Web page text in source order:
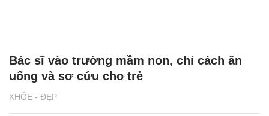
KHỎE - ĐẸP
Bác sĩ vào trường mầm non, chỉ cách ăn
uống và sơ cứu cho trẻ